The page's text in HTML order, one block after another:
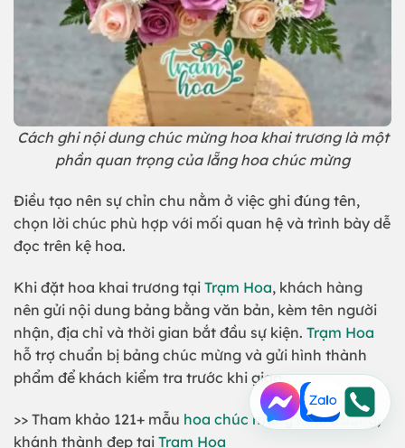
Cách ghi nội dung chúc mừng hoa khai trương là một
phần quan trọng của lẵng hoa chúc mừng
Điều tạo nên sự chỉn chu nằm ở việc ghi đúng tên,
chọn lời chúc phù hợp với mối quan hệ và trình bày dễ
đọc trên kệ hoa.
Khi đặt hoa khai trương tại Trạm Hoa, khách hàng
nên gửi nội dung bảng bằng văn bản, kèm tên người
nhận, địa chỉ và thời gian bắt đầu sự kiện. Trạm Hoa
hỗ trợ chuẩn bị bảng chúc mừng và gửi hình thành
phẩm để khách kiểm tra trước khi giao.
>> Tham khảo 121+ mẫu hoa chúc mừng khai trương ,
khánh thành đẹp tại Trạm Hoa